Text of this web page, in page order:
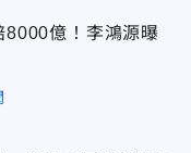
8000億！李鴻源曝